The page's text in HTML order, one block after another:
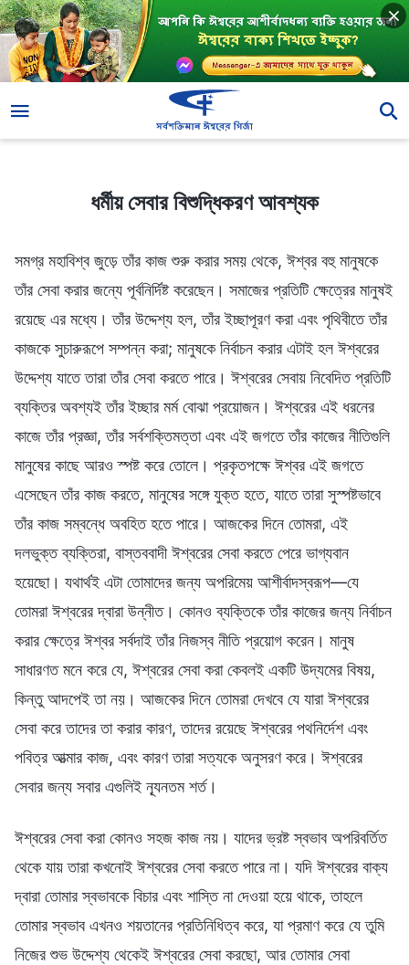
ধর্মীয় সেবার বিশুদ্ধিকরণ আবশ্যক
সমগ্র মহাবিশ্ব জুড়ে তাঁর কাজ শুরু করার সময় থেকে, ঈশ্বর বহু মানুষকে
তাঁর সেবা করার জন্যে পূর্বনির্দিষ্ট করেছেন। সমাজের প্রতিটি ক্ষেত্রের মানুষই
রয়েছে এর মধ্যে। তাঁর উদ্দেশ্য হল, তাঁর ইচ্ছাপূরণ করা এবং পৃথিবীতে তাঁর
কাজকে সুচারুরূপে সম্পন্ন করা; মানুষকে নির্বাচন করার এটাই হল ঈশ্বরের
উদ্দেশ্য যাতে তারা তাঁর সেবা করতে পারে। ঈশ্বরের সেবায় নিবেদিত প্রতিটি
ব্যক্তির অবশ্যই তাঁর ইচ্ছার মর্ম বোঝা প্রয়োজন। ঈশ্বরের এই ধরনের
কাজে তাঁর প্রজ্ঞা, তাঁর সর্বশক্তিমত্তা এবং এই জগতে তাঁর কাজের নীতিগুলি
মানুষের কাছে আরও স্পষ্ট করে তোলে। প্রকৃতপক্ষে ঈশ্বর এই জগতে
এসেছেন তাঁর কাজ করতে, মানুষের সঙ্গে যুক্ত হতে, যাতে তারা সুস্পষ্টভাবে
তাঁর কাজ সম্বন্ধে অবহিত হতে পারে। আজকের দিনে তোমরা, এই
দলভুক্ত ব্যক্তিরা, বাস্তববাদী ঈশ্বরের সেবা করতে পেরে ভাগ্যবান
হয়েছো। যথার্থই এটা তোমাদের জন্য অপরিমেয় আশীর্বাদস্বরূপ—যে
তোমরা ঈশ্বরের দ্বারা উন্নীত। কোনও ব্যক্তিকে তাঁর কাজের জন্য নির্বাচন
করার ক্ষেত্রে ঈশ্বর সর্বদাই তাঁর নিজস্ব নীতি প্রয়োগ করেন। মানুষ
সাধারণত মনে করে যে, ঈশ্বরের সেবা করা কেবলই একটি উদ্যমের বিষয়,
কিন্তু আদপেই তা নয়। আজকের দিনে তোমরা দেখবে যে যারা ঈশ্বরের
সেবা করে তাদের তা করার কারণ, তাদের রয়েছে ঈশ্বরের পথনির্দেশ এবং
পবিত্র আত্মার কাজ, এবং কারণ তারা সত্যকে অনুসরণ করে। ঈশ্বরের
সেবার জন্য সবার এগুলিই ন্যূনতম শর্ত।
ঈশ্বরের সেবা করা কোনও সহজ কাজ নয়। যাদের ভ্রষ্ট স্বভাব অপরিবর্তিত
থেকে যায় তারা কখনোই ঈশ্বরের সেবা করতে পারে না। যদি ঈশ্বরের বাক্য
দ্বারা তোমার স্বভাবকে বিচার এবং শাস্তি না দেওয়া হয়ে থাকে, তাহলে
তোমার স্বভাব এখনও শয়তানের প্রতিনিধিত্ব করে, যা প্রমাণ করে যে তুমি
নিজের শুভ উদ্দেশ্য থেকেই ঈশ্বরের সেবা করছো, আর তোমার সেবা